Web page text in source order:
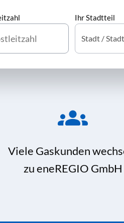
Ihr Stadtteil
Viele Gaskunden
zu eneREGIO GmbH